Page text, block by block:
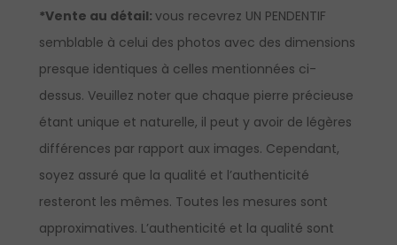
*Vente au détail: vous recevrez UN PENDENTIF
semblable à celui des photos avec des dimensions
presque identiques à celles mentionnées ci-
dessus. Veuillez noter que chaque pierre précieuse
étant unique et naturelle, il peut y avoir de légères
différences par rapport aux images. Cependant,
soyez assuré que la qualité et l’authenticité
resteront les mêmes. Toutes les mesures sont
approximatives. L’authenticité et la qualité sont